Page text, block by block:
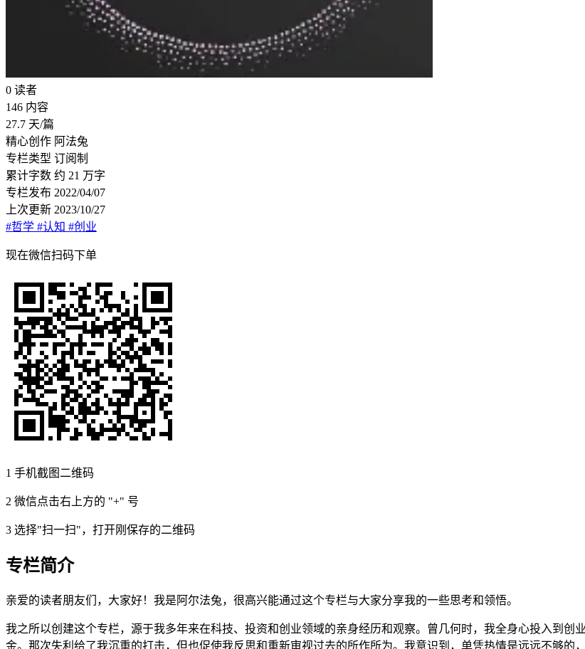
0 读者
146 内容
27.7 天/篇
精心创作 阿法兔
专栏类型 订阅制
累计字数 约 21 万字
专栏发布 2022/04/07
上次更新 2023/10/27
#哲学 #认知 #创业
现在微信扫码下单
1 手机截图二维码
2 微信点击右上方的 "+" 号
3 选择"扫一扫"，打开刚保存的二维码
专栏简介
亲爱的读者朋友们，大家好！我是阿尔法兔，很高兴能通过这个专栏与大家分享我的一些思考和领悟。
我之所以创建这个专栏，源于我多年来在科技、投资和创业领域的亲身经历和观察。曾几何时，我全身心投入到
金。那次失利给了我沉重的打击，但也促使我反思和重新审视过去的所作所为。我意识到，单凭热情是远远不够的